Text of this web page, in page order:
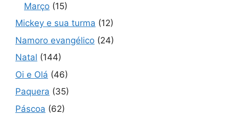
Março (15)
Mickey e sua turma (12)
Namoro evangélico (24)
Natal (144)
Oi e Olá (46)
Paquera (35)
Páscoa (62)